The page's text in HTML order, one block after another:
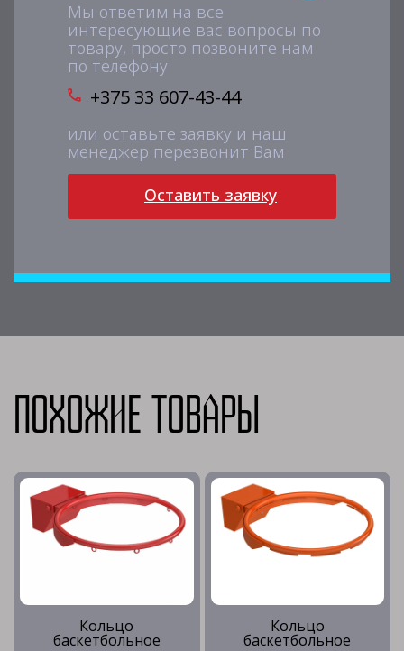
Мы ответим на все
интересующие вас вопросы по
товару, просто позвоните нам
по телефону
+375 33 607-43-44
или оставьте заявку и наш
менеджер перезвонит Вам
Оставить заявку
Похожие товары
Кольцо
баскетбольное
Кольцо
баскетбольное